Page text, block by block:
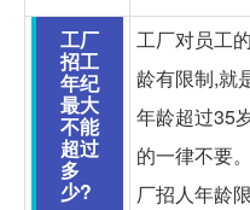
工厂
招工
年纪
最大
不能
超过
多
少?
工厂对员工
龄有限制,就
年龄超过35
的一律不要
厂招人年龄限